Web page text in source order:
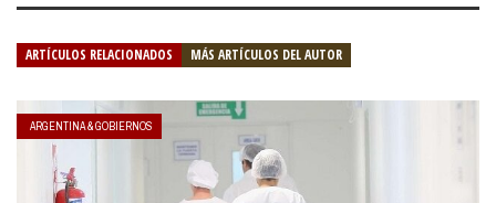
ARTÍCULOS RELACIONADOS MÁS ARTÍCULOS DEL AUTOR
ARGENTINA & GOBIERNOS